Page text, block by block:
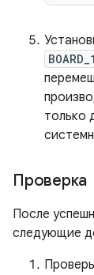
только
Проверка
После
следующие